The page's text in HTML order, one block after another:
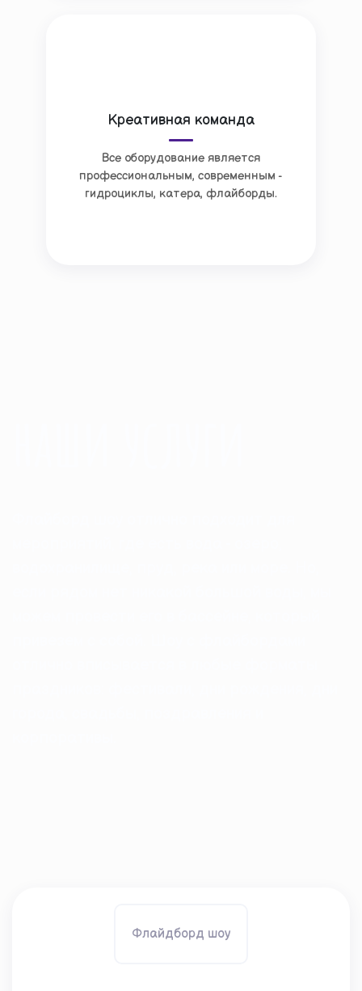
Креативная команда
Все оборудование является
профессиональным, современным -
гидроциклы, катера, флайборды.
Флайдборд шоу